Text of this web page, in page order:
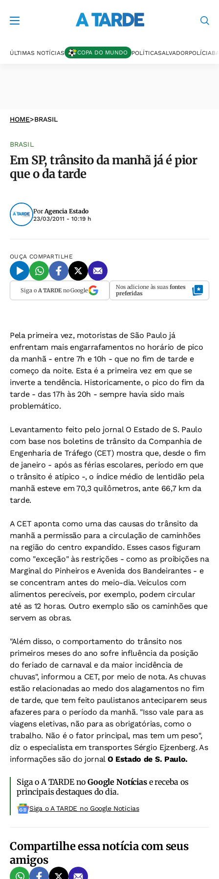
ÚLTIMAS NOTÍCIAS COPA DO MUNDO POLÍTICASALVADORPOLÍCIA
HOME>BRASIL
BRASIL
Em SP, trânsito da manhã já é pior
que o da tarde
PorAgencia Estado
23/03/2011 - 10:19 h
OUÇA COMPARTILHE
Siga o A TARDEno Google Nos adicione às suas fontes
preferidas
Pela primeira vez, motoristas de São Paulo já
enfrentam mais engarrafamentos no horário de pico
da manhã - entre 7h e 10h - que no fim de tarde e
começo da noite. Esta é a primeira vez em que se
inverte a tendência. Historicamente, o pico do fim da
tarde - das 17h às 20h - sempre havia sido mais
problemático.
Levantamento feito pelo jornal O Estado de S. Paulo
com base nos boletins de trânsito da Companhia de
Engenharia de Tráfego (CET) mostra que, desde o fim
de janeiro - após as férias escolares, período em que
o trânsito é atípico -, o índice médio de lentidão pela
manhã esteve em 70,3 quilômetros, ante 66,7 km da
tarde.
A CET aponta como uma das causas do trânsito da
manhã a permissão para a circulação de caminhões
na região do centro expandido. Esses casos figuram
como "exceção" às restrições - como as proibições na
Marginal do Pinheiros e Avenida dos Bandeirantes - e
se concentram antes do meio-dia. Veículos com
alimentos perecíveis, por exemplo, podem circular
até as 12 horas. Outro exemplo são os caminhões que
servem as obras.
"Além disso, o comportamento do trânsito nos
primeiros meses do ano sofre influência da posição
do feriado de carnaval e da maior incidência de
chuvas", informou a CET, por meio de nota. As chuvas
estão relacionadas ao medo dos alagamentos no fim
de tarde, que tem feito paulistanos anteciparem seus
afazeres para o período da manhã. "Isso vale para as
viagens eletivas, não para as obrigatórias, como o
trabalho. Não é o fator principal, mas tem um peso",
diz o especialista em transportes Sérgio Ejzenberg. As
informações são do jornal O Estado de S. Paulo.
Siga o A TARDE noGoogle Notíciase receba os
principais destaques do dia.
Siga o A TARDE no Google Noticias
Compartilhe essa notícia com seus
amigos